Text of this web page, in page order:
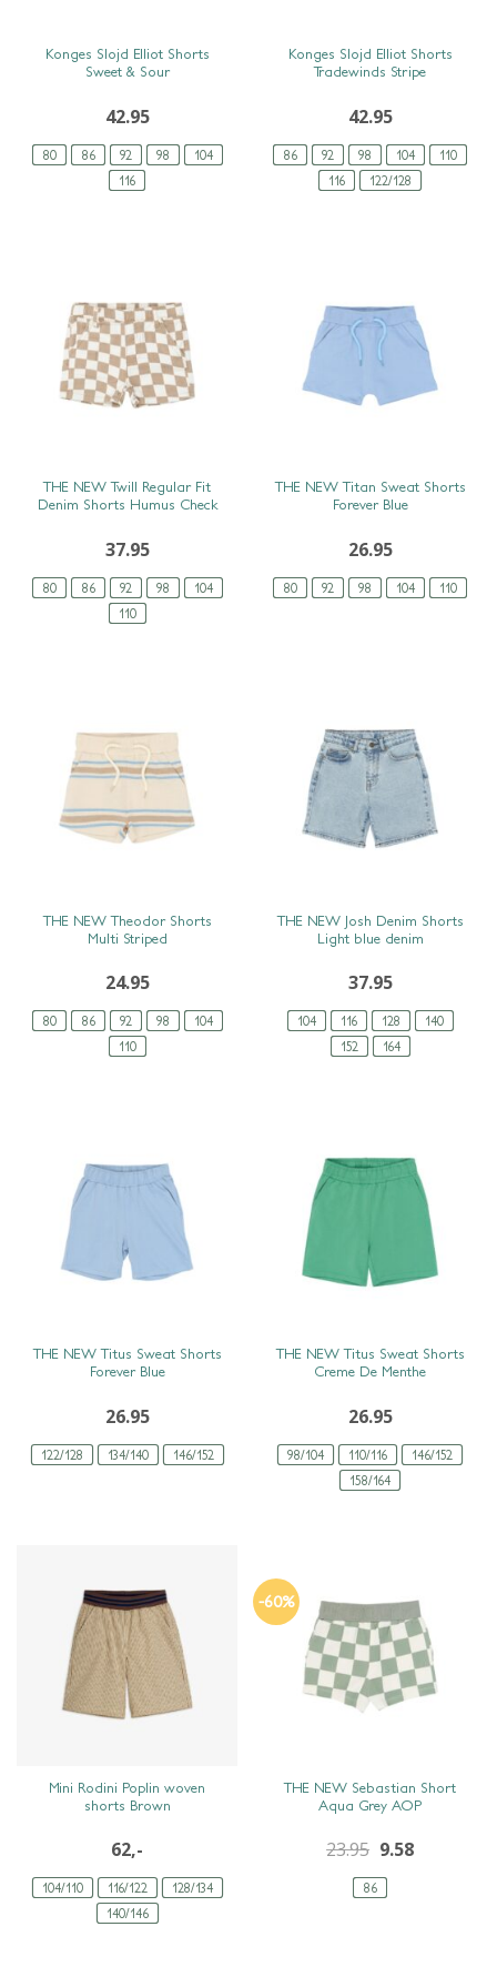
SNEL BEKIJKEN
80 86 92 98
104
116
Konges Slojd Elliot Shorts
Sweet & Sour
42.95
SNEL BEKIJKEN
86 92 98 104
110
116
122/128
Konges Slojd Elliot Shorts
Tradewinds Stripe
42.95
SNEL BEKIJKEN
80 86 92 98
104
110
THE NEW Twill Regular Fit
Denim Shorts Humus Check
37.95
SNEL BEKIJKEN
80 92 98 104 110
THE NEW Titan Sweat Shorts
Forever Blue
26.95
80 86 92 98
104
110
THE NEW Theodor Shorts
Multi Striped
24.95
104 116 128
140
152
164
THE NEW Josh Denim Shorts
Light blue denim
37.95
SNEL BEKIJKEN
122/128 134/140 146/152
THE NEW Titus Sweat Shorts
Forever Blue
26.95
SNEL BEKIJKEN
98/104 110/116
146/152
158/164
THE NEW Titus Sweat Shorts
Creme De Menthe
26.95
104/110 116/122
128/134
140/146
Mini Rodini Poplin woven
shorts Brown
62,-
-60%
86
THE NEW Sebastian Short
Aqua Grey AOP
23.95 9.58